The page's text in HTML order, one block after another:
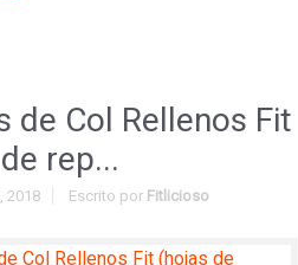
de Col Rellenos Fit
rep...
2018 Escrito por Fitlicioso